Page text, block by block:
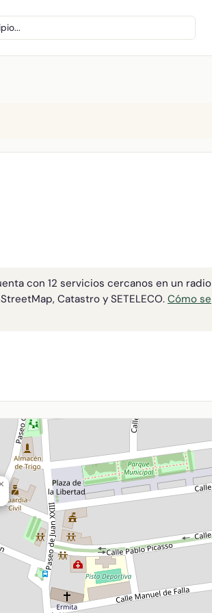
con 12 servicios cercanos en un radio
Catastro y SETELECO.Cómo se